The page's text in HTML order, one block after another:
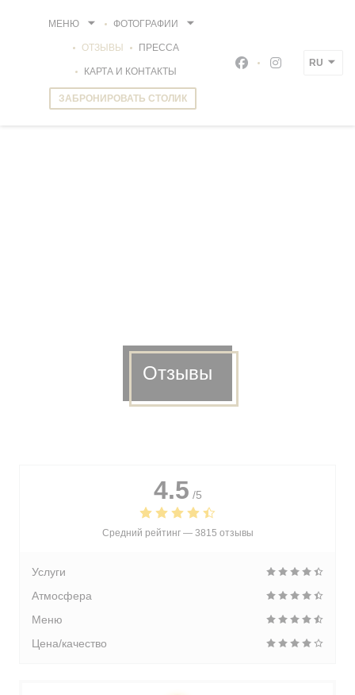
МЕНЮ ФОТОГРАФИИ
ОТЗЫВЫ ПРЕССА
КАРТА И КОНТАКТЫ
ЗАБРОНИРОВАТЬ СТОЛИК
FacebookInstagram
RU
Отзывы
4.5 /5
Средний рейтинг — 3815 отзывы
Услуги
Атмосфера
Меню
Цена/качество